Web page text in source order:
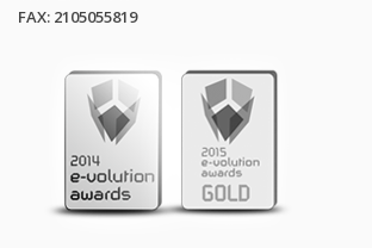
FAX: 2105055819